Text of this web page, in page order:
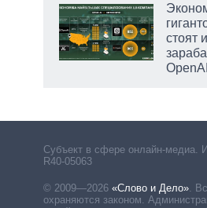
стоят и
Субъект в сфере онлайн-медиа.
R40-05063
© 2009—2026 «Слово и Дело»
охраняются законом.